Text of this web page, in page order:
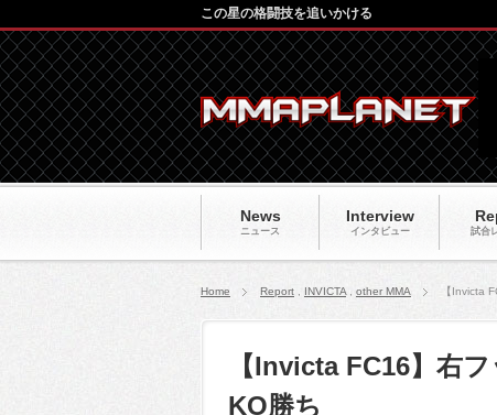
News
ニュース
Interview
インタビュー 試合
この星の格闘技を追いかける
Home Report INVICTA other MMA 【Invicta
【Invicta FC16】右
KO勝ち